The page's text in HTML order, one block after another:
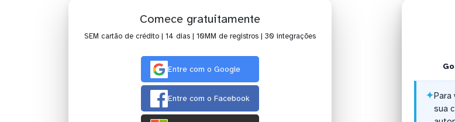
Comece gratuitamente
SEM cartão de crédito | 14 dias | 10MM de registros | 30 integrações
Entre com o Google
Entre com o Facebook ✦Para
sua